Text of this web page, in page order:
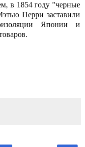
в 1854 году "черные
Перри заставили
Японии и